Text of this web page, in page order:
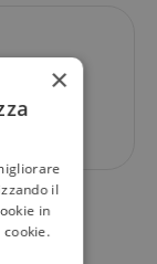
×
il
in